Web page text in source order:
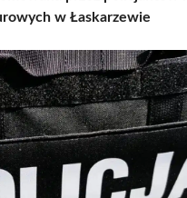
w Łaskarzewie